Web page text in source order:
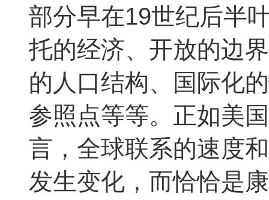
部分早在19世纪后半
托的经济、开放的边
的人口结构、国际化
参照点等等。正如美
言，全球联系的速度
发生变化，而恰恰是